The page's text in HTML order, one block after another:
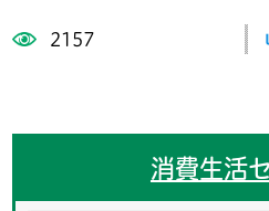
2157
消費生活